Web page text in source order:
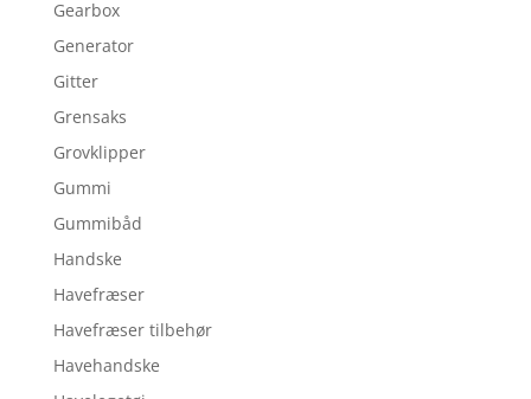
Gearbox
Generator
Gitter
Grensaks
Grovklipper
Gummi
Gummibåd
Handske
Havefræser
Havefræser tilbehør
Havehandske